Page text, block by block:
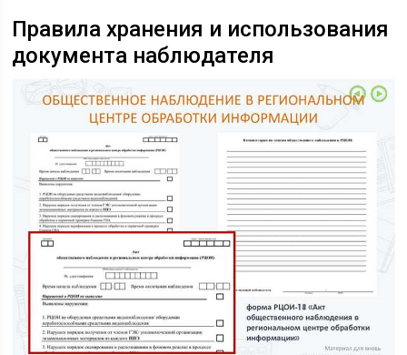
Правила хранения и использования
документа наблюдателя